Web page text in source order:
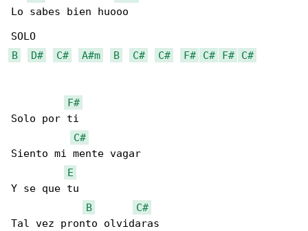
Lo sabes bien huooo
B
D# C# A#m B C# C# F# C# F# C#
F#
Solo por ti
C#
Siento mi mente vagar
E
Y se que tu
B
C#
Tal vez pronto olvidaras